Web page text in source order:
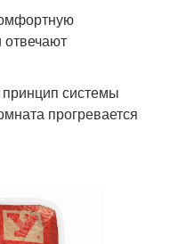
системы
прогревается